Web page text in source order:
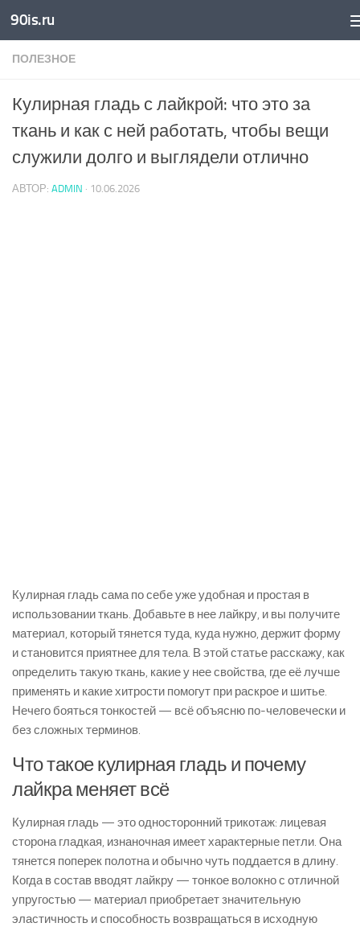
Skip to content
90is.ru
ПОЛЕЗНОЕ
Кулирная гладь с лайкрой: что это за
ткань и как с ней работать, чтобы вещи
служили долго и выглядели отлично
АВТОР: ADMIN · 10.06.2026
Кулирная гладь сама по себе уже удобная и простая в
использовании ткань. Добавьте в нее лайкру, и вы получите
материал, который тянется туда, куда нужно, держит форму
и становится приятнее для тела. В этой статье расскажу, как
определить такую ткань, какие у нее свойства, где её лучше
применять и какие хитрости помогут при раскрое и шитье.
Нечего бояться тонкостей — всё объясню по-человечески и
без сложных терминов.
Что такое кулирная гладь и почему
лайкра меняет всё
Кулирная гладь — это односторонний трикотаж: лицевая
сторона гладкая, изнаночная имеет характерные петли. Она
тянется поперек полотна и обычно чуть поддается в длину.
Когда в состав вводят лайкру — тонкое волокно с отличной
упругостью — материал приобретает значительную
эластичность и способность возвращаться в исходную